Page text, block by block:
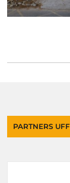
PARTNERS